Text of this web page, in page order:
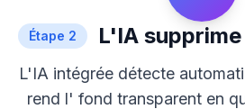
Étape 2 L'IA
L'IA intégrée détecte
rend l' fond transparent en